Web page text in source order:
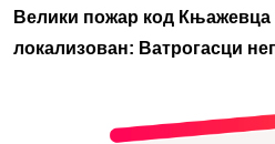
Велики пожар код Књажевца
локализован: Ватрогасци